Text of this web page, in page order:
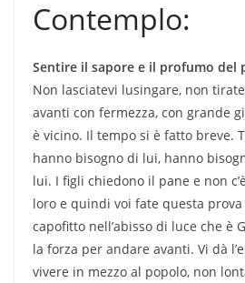
Contemplo:
Sentire il sapore e il profumo del
Non lasciatevi lusingare, non
avanti con fermezza, con grande
è vicino. Il tempo si è fatto breve.
hanno bisogno di lui, hanno
lui. I figli chiedono il pane e non
loro e quindi voi fate questa
capofitto nell’abisso di luce che è
la forza per andare avanti. Vi dà
vivere in mezzo al popolo, non